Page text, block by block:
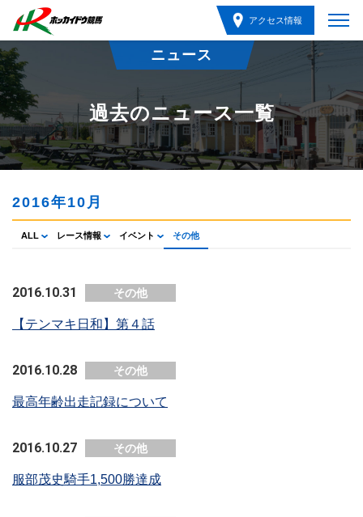
アクセス情報
ニュース
過去のニュース一覧
2016年10月
ALL レース情報 イベント その他
2016.10.31 その他
【テンマキ日和】第４話
2016.10.28 その他
最高年齢出走記録について
2016.10.27 その他
服部茂史騎手1,500勝達成